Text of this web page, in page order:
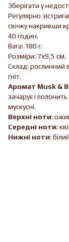
Зберігати у
Регулярно
свічку накривши
40 годин.
Вага: 180 г.
Розміри: 7х9,5 см.
Склад: рослинний
гніт.
Аромат Musk &
зачарує і полонить
мускусні.
Верхні ноти:
Середні ноти:
Нижні ноти: